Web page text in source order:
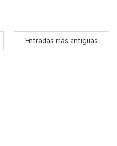
Entradas más antiguas